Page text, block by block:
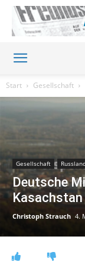
Start Gesellschaft
Gesellschaft
Deutsche
Kasachstan
Christoph Strauch 4.